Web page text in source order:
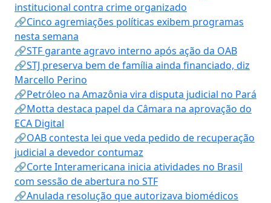
institucional contra crime organizado
🔗Cinco agremiações políticas exibem programas
nesta semana
🔗STF garante agravo interno após ação da OAB
🔗STJ preserva bem de família ainda financiado, diz
Marcello Perino
🔗Petróleo na Amazônia vira disputa judicial no Pará
🔗Motta destaca papel da Câmara na aprovação do
ECA Digital
🔗OAB contesta lei que veda pedido de recuperação
judicial a devedor contumaz
🔗Corte Interamericana inicia atividades no Brasil
com sessão de abertura no STF
🔗Anulada resolução que autorizava biomédicos